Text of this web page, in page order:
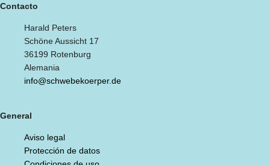
Contacto
Harald Peters
Schöne Aussicht 17
36199 Rotenburg
Alemania
info@schwebekoerper.de
General
Aviso legal
Protección de datos